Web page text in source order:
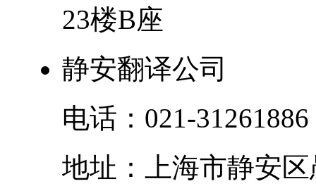
23楼B座
静安翻译公司
电话： 021-31261886
地址：
上海市静安区